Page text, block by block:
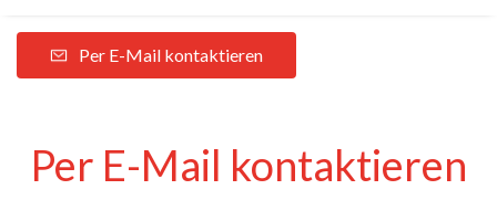
Per E-Mail kontaktieren
Per E-Mail kontaktieren